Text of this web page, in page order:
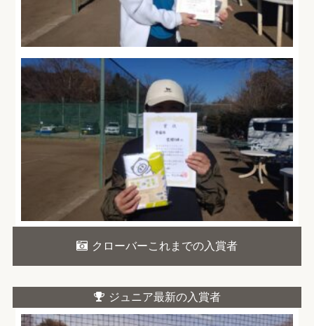
クローバーこれまでの入賞者
ジュニア最新の入賞者